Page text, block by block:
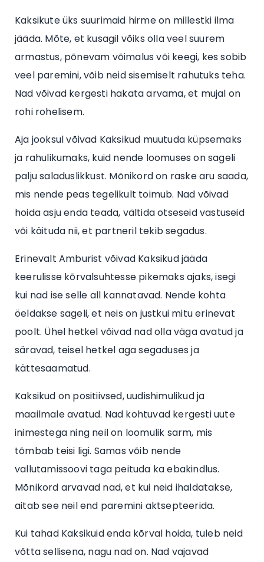
Kaksikute üks suurimaid hirme on millestki ilma
jääda. Mõte, et kusagil võiks olla veel suurem
armastus, põnevam võimalus või keegi, kes sobib
veel paremini, võib neid sisemiselt rahutuks teha.
Nad võivad kergesti hakata arvama, et mujal on
rohi rohelisem.
Aja jooksul võivad Kaksikud muutuda küpsemaks
ja rahulikumaks, kuid nende loomuses on sageli
palju saladuslikkust. Mõnikord on raske aru saada,
mis nende peas tegelikult toimub. Nad võivad
hoida asju enda teada, vältida otseseid vastuseid
või käituda nii, et partneril tekib segadus.
Erinevalt Amburist võivad Kaksikud jääda
keerulisse kõrvalsuhtesse pikemaks ajaks, isegi
kui nad ise selle all kannatavad. Nende kohta
öeldakse sageli, et neis on justkui mitu erinevat
poolt. Ühel hetkel võivad nad olla väga avatud ja
säravad, teisel hetkel aga segaduses ja
kättesaamatud.
Kaksikud on positiivsed, uudishimulikud ja
maailmale avatud. Nad kohtuvad kergesti uute
inimestega ning neil on loomulik sarm, mis
tõmbab teisi ligi. Samas võib nende
vallutamissoovi taga peituda ka ebakindlus.
Mõnikord arvavad nad, et kui neid ihaldatakse,
aitab see neil end paremini aktsepteerida.
Kui tahad Kaksikuid enda kõrval hoida, tuleb neid
võtta sellisena, nagu nad on. Nad vajavad